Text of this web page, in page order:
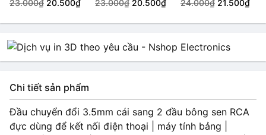
DC 3.0x1.1mm (9v)
23.000₫ 20.500₫
DC 3.0x1.1mm (9v)
23.000₫ 20.500₫ 24.000₫ 21.500₫
Chi tiết sản phẩm
Đầu chuyển đổi 3.5mm cái sang 2 đầu bông sen RCA
đực dùng để kết nối điện thoại | máy tính bảng |